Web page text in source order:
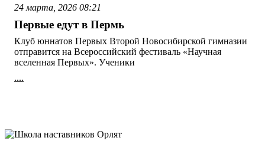
24 марта, 2026 08:21
Первые едут в Пермь
Клуб юннатов Первых Второй Новосибирской гимназии
отправится на Всероссийский фестиваль «Научная
вселенная Первых». Ученики
....